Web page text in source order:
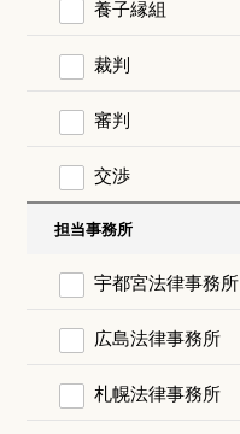
養子縁組
裁判
審判
交渉
担当事務所
宇都宮法律事務所
広島法律事務所
札幌法律事務所